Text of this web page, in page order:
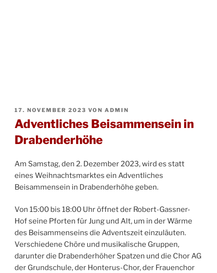
VERÖFFENTLICHT
AM
17. NOVEMBER 2023 VON ADMIN
Adventliches Beisammensein in
Drabenderhöhe
Am Samstag, den 2. Dezember 2023, wird es statt
eines Weihnachtsmarktes ein Adventliches
Beisammensein in Drabenderhöhe geben.
Von 15:00 bis 18:00 Uhr öffnet der Robert-Gassner-
Hof seine Pforten für Jung und Alt, um in der Wärme
des Beisammenseins die Adventszeit einzuläuten.
Verschiedene Chöre und musikalische Gruppen,
darunter die Drabenderhöher Spatzen und die Chor AG
der Grundschule, der Honterus-Chor, der Frauenchor